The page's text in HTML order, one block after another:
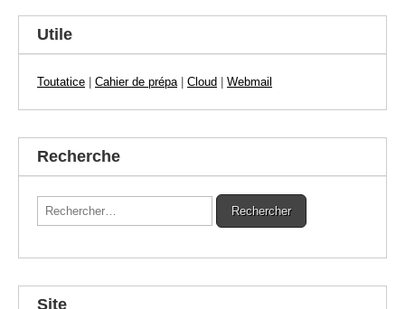
Utile
Toutatice Cahier de prépa| Cloud Webmail
Recherche
Rechercher :
Site